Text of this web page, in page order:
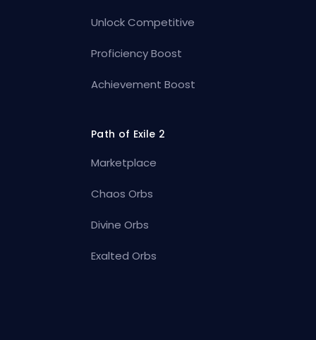
Unlock Competitive
Proficiency Boost
Achievement Boost
Path of Exile 2
Marketplace
Chaos Orbs
Divine Orbs
Exalted Orbs